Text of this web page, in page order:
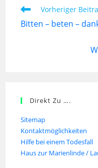
Vorheriger
Bitten – beten –
Direkt Zu ….
Sitemap
Kontaktmöglichkeiten
Hilfe bei einem Todesfall
Haus zur Marienlinde /